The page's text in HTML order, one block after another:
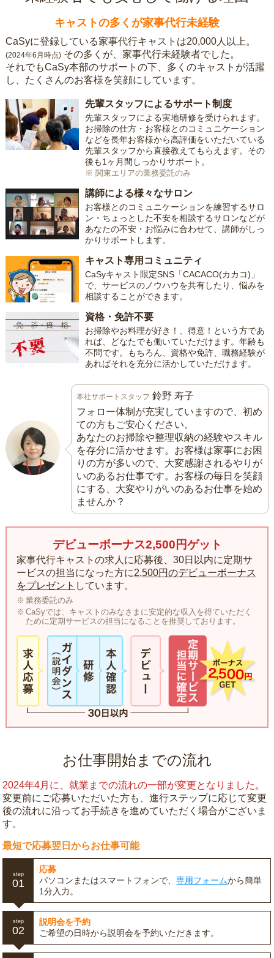
キャストの多くが家事代行未経験
CaSyに登録している家事代行キャストは20,000人以上。
(2024年6月時点) その多くが、家事代行未経験者でした。
それでもCaSy本部のサポートの下、多くのキャストが活躍
し、たくさんのお客様を笑顔にしています。
先輩スタッフによるサポート制度
先輩スタッフによる実地研修を受けられます。
お掃除の仕方・お客様とのコミュニケーション
などを長年お客様から高評価をいただいている
先輩スタッフから直接教えてもらえます。その
後も1ヶ月間しっかりサポート。
※ 関東エリアの業務委託のみ
講師による様々なサロン
お客様とのコミュニケーションを練習するサロ
ン・ちょっとした不安を相談するサロンなどが
あなたの不安・お悩みに合わせて、講師がしっ
かりサポートします。
キャスト専用コミュニティ
CaSyキャスト限定SNS「CACACO(カカコ)」
で、サービスのノウハウを共有したり、悩みを
相談することができます。
資格・免許不要
お掃除やお料理が好き！、得意！という方であ
れば、どなたでも働いていただけます。年齢も
不問です。もちろん、資格や免許、職務経験が
あればそれを充分に活かしていただけます。
本社サポートスタッフ 鈴野 寿子
フォロー体制が充実していますので、初め
ての方もご安心ください。
あなたのお掃除や整理収納の経験やスキル
を存分に活かせます。お客様は家事にお困
りの方が多いので、大変感謝されるやりが
いのあるお仕事です。お客様の毎日を笑顔
にする、大変やりがいのあるお仕事を始め
ませんか？
デビューボーナス2,500円ゲット
家事代行キャストの求人に応募後、30日以内に定期サ
ービスの担当になった方に2,500円のデビューボーナス
をプレゼント しています。
業務委託のみ
CaSyでは、キャストのみなさまに安定的な収入を得ていただく
ために定期サービスの担当になることを推奨しております。
お仕事開始までの流れ
2024年4月に、就業までの流れの一部が変更となりました。
変更前にご応募いただいた方も、進行ステップに応じて変更
後の流れに沿ってお手続きを進めていただく場合がございま
す。
最短で応募翌日からお仕事可能
step
01
応募
パソコンまたはスマートフォンで、専用フォームから簡単
1分入力。
step
02
説明会を予約
ご希望の日時から説明会を予約いただきます。